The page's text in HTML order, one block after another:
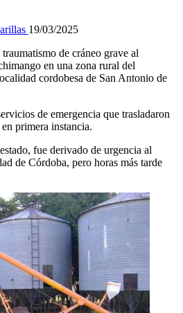
19/03/2025
de cráneo grave al
en una zona rural del
cordobesa de San Antonio de
de emergencia que trasladaron
primera instancia.
fue derivado de urgencia al
de Córdoba, pero horas más tarde